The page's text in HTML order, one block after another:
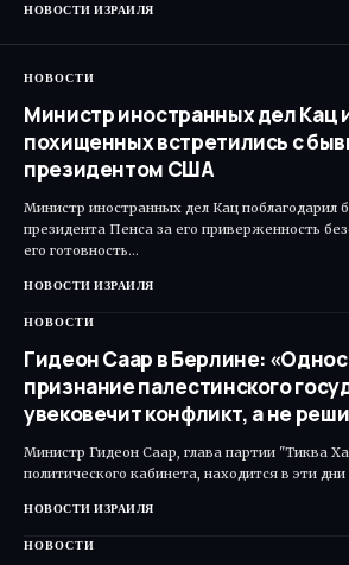
НОВОСТИ ИЗРАИЛЯ
НОВОСТИ
Министр иностранных дел Кац
похищенных встретились с
президентом США
Министр иностранных дел Кац поблагодарил
президента Пенса за его приверженность
его готовность…
НОВОСТИ ИЗРАИЛЯ
НОВОСТИ
Гидеон Саар в Берлине:
признание палестинского
увековечит конфликт, а не
Министр Гидеон Саар, глава партии "Тиква
политического кабинета, находится в эти
НОВОСТИ ИЗРАИЛЯ
НОВОСТИ